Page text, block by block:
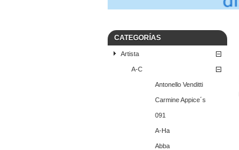
CATEGORÍAS
Artista
A-C
Antonello Venditti
Carmine Appice´s
091
A-Ha
Abba